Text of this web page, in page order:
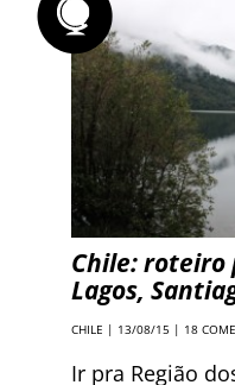
Chile: roteiro
Lagos,
CHILE | 13/08/15 | 18
Ir pra Região